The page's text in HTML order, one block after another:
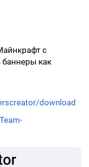
с
как
download